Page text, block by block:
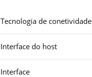
Tecnologia de conetividade
Interface do host
Interface